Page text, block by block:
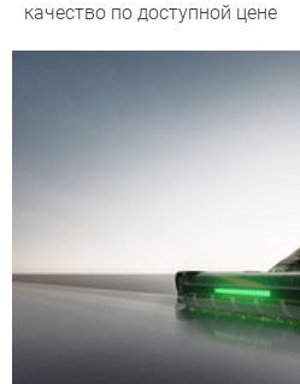
качество по доступной цене